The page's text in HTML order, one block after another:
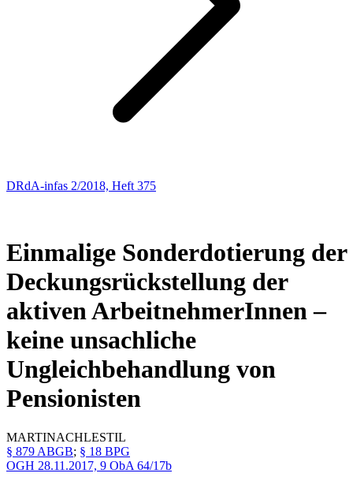
DRdA-infas 2/2018, Heft 375
Einmalige Sonderdotierung der
Deckungsrückstellung der
aktiven ArbeitnehmerInnen –
keine unsachliche
Ungleichbehandlung von
Pensionisten
MARTINACHLESTIL
§ 879 ABGB; § 18 BPG
OGH 28.11.2017, 9 ObA 64/17b